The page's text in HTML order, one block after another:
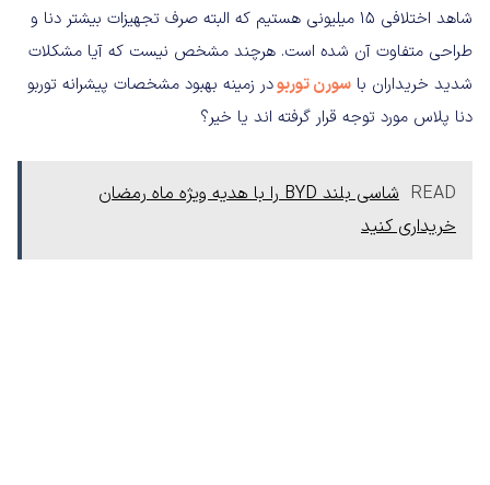
شاهد اختلافی 15 میلیونی هستیم که البته صرف تجهیزات بیشتر دنا و
طراحی متفاوت آن شده است. هرچند مشخص نیست که آیا مشکلات
شدید خریداران با سورن توربودر زمینه بهبود مشخصات پیشرانه توربو
دنا پلاس مورد توجه قرار گرفته اند یا خیر؟
READ
شاسی بلند BYD را با هدیه ویژه ماه رمضان
خریداری کنید